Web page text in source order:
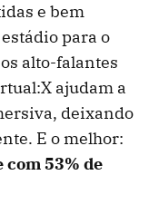
e bem
para o
alto-falantes
ajudam a
deixando
E o melhor:
com53% de